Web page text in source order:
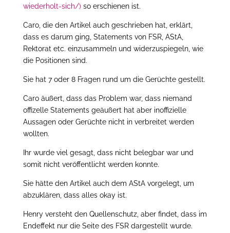
wiederholt-sich/)so erschienen ist.
Caro, die den Artikel auch geschrieben hat, erklärt,
dass es darum ging, Statements von FSR, AStA,
Rektorat etc. einzusammeln und widerzuspiegeln, wie
die Positionen sind.
Sie hat 7 oder 8 Fragen rund um die Gerüchte gestellt.
Caro äußert, dass das Problem war, dass niemand
offizelle Statements geäußert hat aber inoffizielle
Aussagen oder Gerüchte nicht in verbreitet werden
wollten.
Ihr wurde viel gesagt, dass nicht belegbar war und
somit nicht veröffentlicht werden konnte.
Sie hätte den Artikel auch dem AStA vorgelegt, um
abzuklären, dass alles okay ist.
Henry versteht den Quellenschutz, aber findet, dass im
Endeffekt nur die Seite des FSR dargestellt wurde.